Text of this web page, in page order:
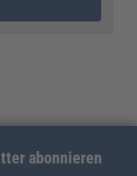
abonnieren